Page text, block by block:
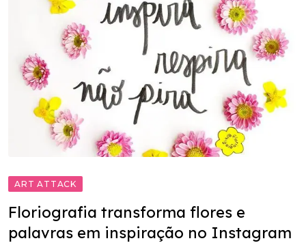
ART ATTACK
Floriografia transforma flores e
palavras em inspiração no Instagram